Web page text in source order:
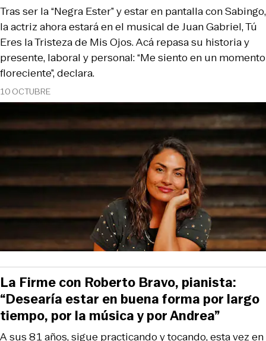
10 OCTUBRE
Tras ser la “Negra Ester” y estar en pantalla con Sabingo,
la actriz ahora estará en el musical de Juan Gabriel, Tú
Eres la Tristeza de Mis Ojos. Acá repasa su historia y
presente, laboral y personal: “Me siento en un momento
floreciente”, declara.
A sus 81 años, sigue practicando y tocando, esta vez en
La Firme con Roberto Bravo, pianista:
“Desearía estar en buena forma por largo
tiempo, por la música y por Andrea”